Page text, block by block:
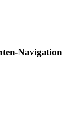
Navigation